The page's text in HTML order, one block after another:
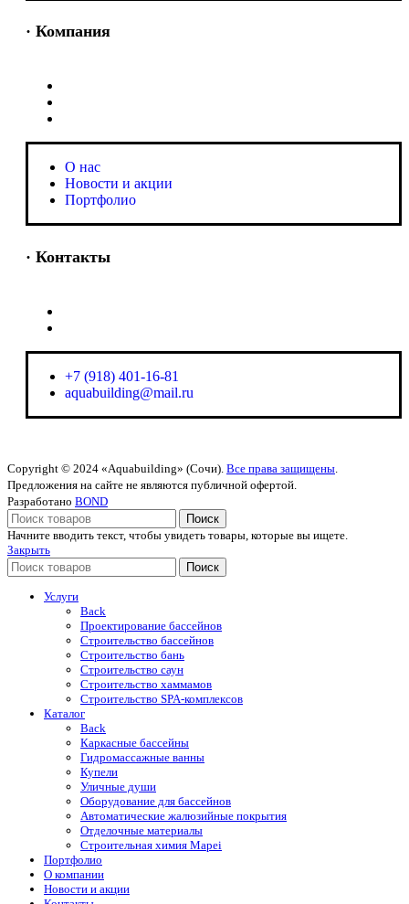
· Компания
O нас
Новости и акции
Портфолио
· Контакты
+7 (918) 401-16-81
aquabuilding@mail.ru
Copyright © 2024 «Aquabuilding» (Сочи). Все права защищены.
Предложения на сайте не являются публичной офертой.
Разработано BOND
Поиск
Начните вводить текст, чтобы увидеть товары, которые вы ищете.
Закрыть
Поиск
Услуги
Back
Проектирование бассейнов
Строительство бассейнов
Строительство бань
Строительство саун
Строительство хаммамов
Строительство SPA-комплексов
Каталог
Back
Каркасные бассейны
Гидромассажные ванны
Купели
Уличные души
Оборудование для бассейнов
Автоматические жалюзийные покрытия
Отделочные материалы
Строительная химия Mapei
Портфолио
O компании
Новости и акции